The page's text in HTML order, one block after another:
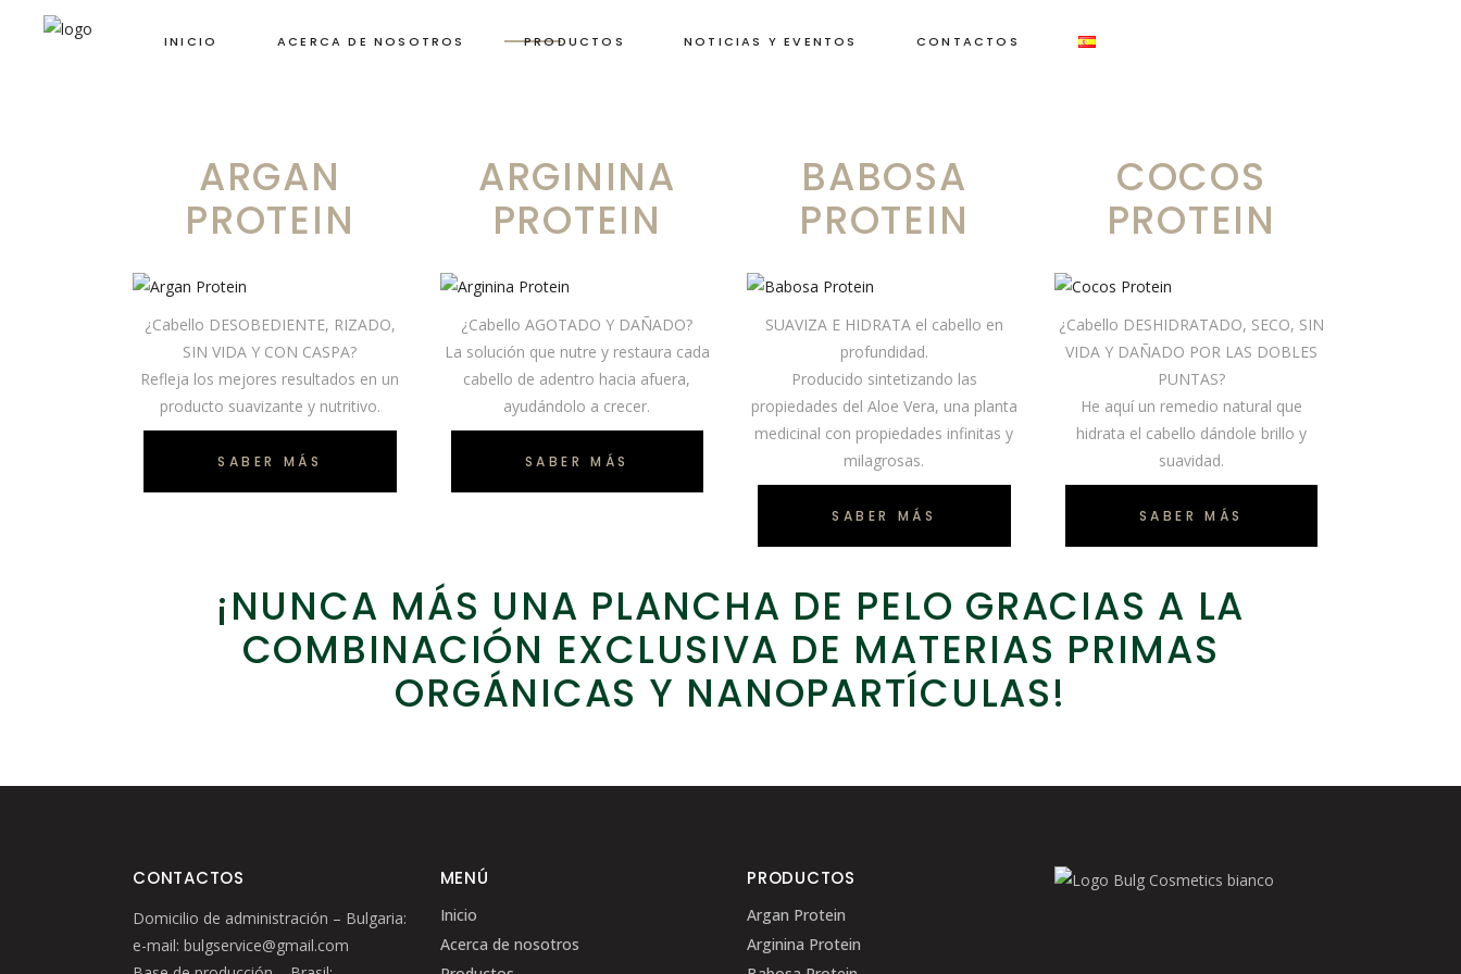
INICIO ACERCA DE NOSOTROS PRODUCTOS NOTICIAS Y EVENTOS CONTACTOS
ARGAN
PROTEIN
¿Cabello DESOBEDIENTE, RIZADO,
SIN VIDA Y CON CASPA?
Refleja los mejores resultados en un
producto suavizante y nutritivo.
SABER MÁS
ARGININA
PROTEIN
¿Cabello AGOTADO Y DAÑADO?
La solución que nutre y restaura cada
cabello de adentro hacia afuera,
ayudándolo a crecer.
SABER MÁS
BABOSA
PROTEIN
SUAVIZA E HIDRATA el cabello en
profundidad.
Producido sintetizando las
propiedades del Aloe Vera, una planta
medicinal con propiedades infinitas y
milagrosas.
SABER MÁS
COCOS
PROTEIN
¿Cabello DESHIDRATADO, SECO, SIN
VIDA Y DAÑADO POR LAS DOBLES
PUNTAS?
He aquí un remedio natural que
hidrata el cabello dándole brillo y
suavidad.
SABER MÁS
¡NUNCA MÁS UNA PLANCHA DE PELO GRACIAS A LA
COMBINACIÓN EXCLUSIVA DE MATERIAS PRIMAS
ORGÁNICAS Y NANOPARTÍCULAS!
CONTACTOS
Domicilio de administración – Bulgaria:
e-mail: bulgservice@gmail.com
MENÚ
Inicio
Acerca de nosotros
PRODUCTOS
Argan Protein
Arginina Protein